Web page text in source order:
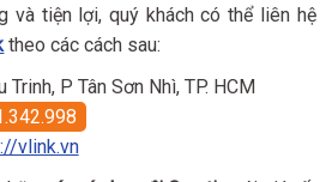
và tiện lợi, quý khách có thể liên hệ
theo các cách sau:
Trinh, P Tân Sơn Nhì, TP. HCM
vlink.vn